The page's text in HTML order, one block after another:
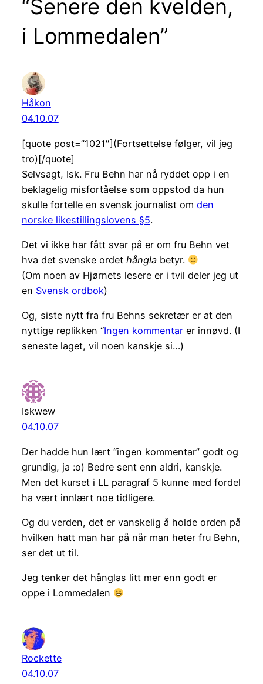
“Senere den kvelden,
i Lommedalen”
Håkon
04.10.07
[quote post=”1021″](Fortsettelse følger, vil jeg
tro)[/quote]
Selvsagt, Isk. Fru Behn har nå ryddet opp i en
beklagelig misfortåelse som oppstod da hun
skulle fortelle en svensk journalist om den
norske likestillingslovens §5.
Det vi ikke har fått svar på er om fru Behn vet
hva det svenske ordet hånglabetyr.
(Om noen av Hjørnets lesere er i tvil deler jeg ut
en Svensk ordbok)
Og, siste nytt fra fru Behns sekretær er at den
nyttige replikken “Ingen kommentarer innøvd. (I
seneste laget, vil noen kanskje si…)
Iskwew
04.10.07
Der hadde hun lært “ingen kommentar” godt og
grundig, ja :o) Bedre sent enn aldri, kanskje.
Men det kurset i LL paragraf 5 kunne med fordel
ha vært innlært noe tidligere.
Og du verden, det er vanskelig å holde orden på
hvilken hatt man har på når man heter fru Behn,
ser det ut til.
Jeg tenker det hånglas litt mer enn godt er
oppe i Lommedalen
Rockette
04.10.07